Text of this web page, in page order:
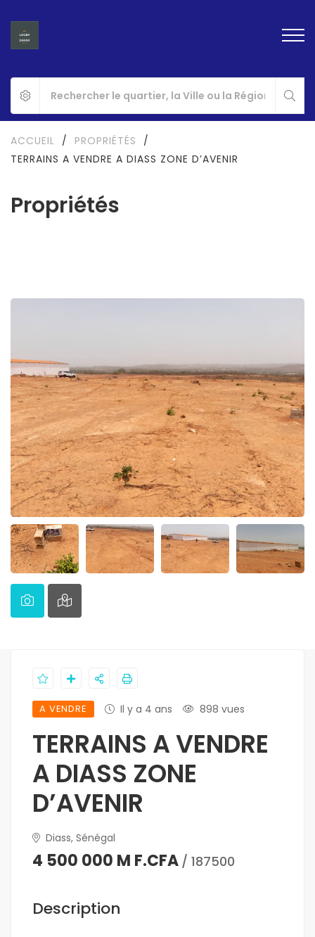
Propriétés
ACCUEIL / PROPRIÉTÉS
/
TERRAINS A VENDRE A DIASS ZONE D’AVENIR
A VENDRE Il y a 4 ans 898 vues
TERRAINS A VENDRE
A DIASS ZONE
D’AVENIR
Diass, Sénégal
4 500 000 M F.CFA / 187500
Description